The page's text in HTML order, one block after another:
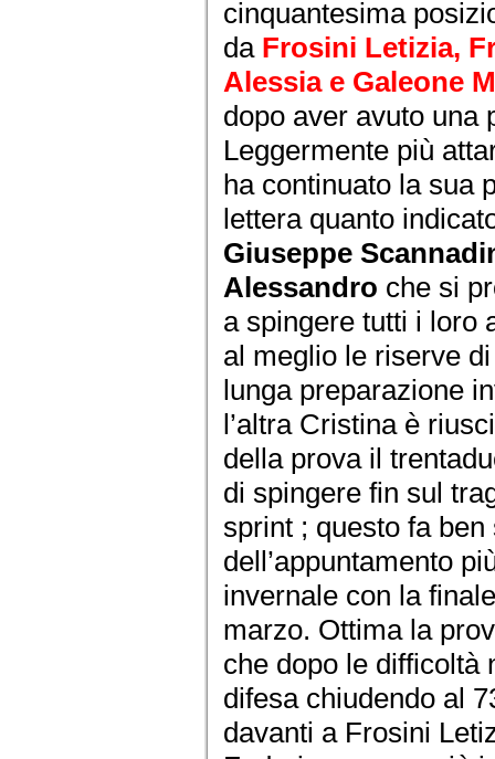
cinquantesima
da Frosini Letizia,
Alessia e Galeone
dopo aver avuto una
Leggermente più
ha continuato la sua
lettera quanto
Giuseppe
Alessandro che si
a spingere tutti i loro
al meglio le riserve
lunga preparazione
l’altra Cristina è
della prova il
di spingere fin sul
sprint ; questo fa
dell’appuntamento
invernale con la
marzo. Ottima la
che dopo le difficoltà
difesa chiudendo al
davanti a Frosini